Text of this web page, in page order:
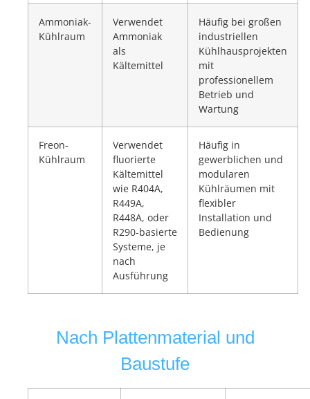
Ammoniak-
Kühlraum
Verwendet
Ammoniak
als
Kältemittel
Häufig bei großen
industriellen
Kühlhausprojekten
mit
professionellem
Betrieb und
Wartung
Freon-
Kühlraum
Verwendet
fluorierte
Kältemittel
wie R404A,
R449A,
R448A, oder
R290-basierte
Systeme, je
nach
Ausführung
Häufig in
gewerblichen und
modularen
Kühlräumen mit
flexibler
Installation und
Bedienung
Nach Plattenmaterial und
Baustufe